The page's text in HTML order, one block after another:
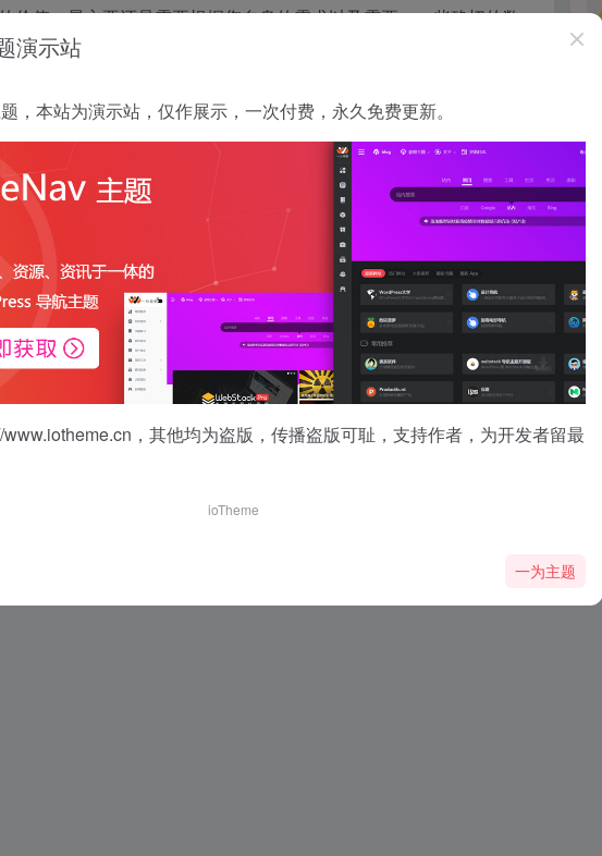
价值，最主要还是需要根据您自身的需求以及需要，一些确切的数
、PV、跳出率等！
特别声明
的准确性和完整性，同时，对于该外部链接的指向，不由一为导航实际控
合法，后期网页的内容如出现违规，可以直接联系网站管理员进行删除，
本文地址https://nav.iowen.cn/sites/110.html转载请注明
pixeden Lstore
演示站
，本站为演示站，仅作展示，一次付费，永久免费更新。
www.iotheme.cn ，其他均为盗版，传播盗版可耻，支持作者，为开发者留最
ioTheme
一为主题